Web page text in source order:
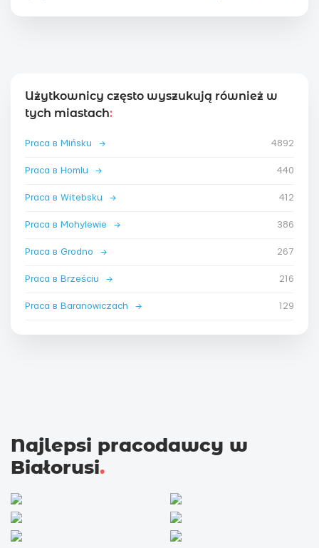
Użytkownicy często wyszukują również w
tych miastach:
Praca в Mińsku → 4892
Praca в Homlu → 440
Praca в Witebsku → 412
Praca в Mohylewie → 386
Praca в Grodno → 267
Praca в Brześciu → 216
Praca в Baranowiczach → 129
Najlepsi pracodawcy w
Białorusi.